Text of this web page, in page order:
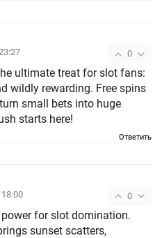
0
ultimate treat for slot fans:
wildly rewarding. Free spins
turn small bets into huge
starts here!
Ответить
0
18:00
power for slot domination.
sunset scatters,